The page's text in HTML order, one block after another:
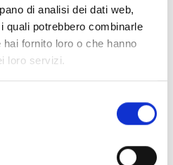
di analisi dei dati web,
quali potrebbero combinarle
fornito loro o che hanno
loro servizi.